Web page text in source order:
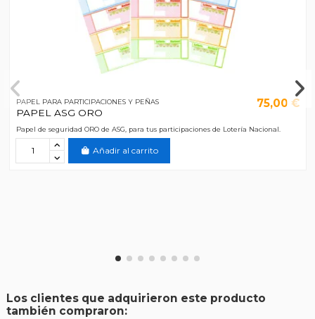
PAPEL PARA PARTICIPACIONES Y PEÑAS
PAPEL ASG ORO
75,00 €
Papel de seguridad ORO de ASG, para tus participaciones de Lotería Nacional.
Añadir al carrito
Los clientes que adquirieron este producto
también compraron: